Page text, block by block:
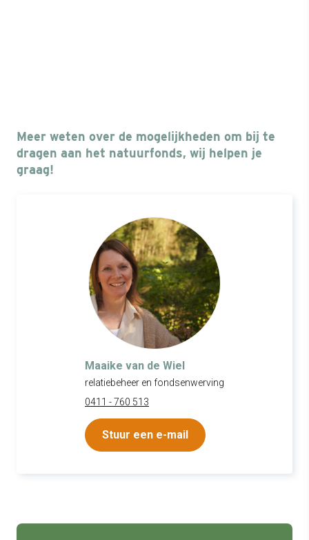
Meer weten over de mogelijkheden om bij te
dragen aan het natuurfonds, wij helpen je
graag!
Maaike van de Wiel
relatiebeheer en fondsenwerving
0411 - 760 513
Stuur een e-mail